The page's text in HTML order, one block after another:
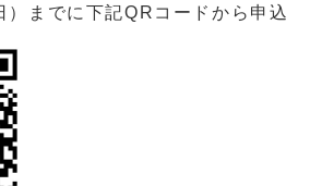
）までに下記QRコードから申込